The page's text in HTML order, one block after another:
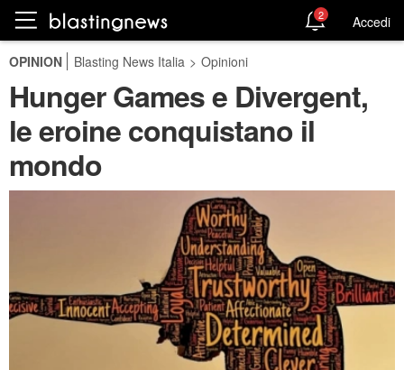
2 Accedi
OPINION Blasting News Italia > Opinioni
Hunger Games e Divergent,
le eroine conquistano il
mondo